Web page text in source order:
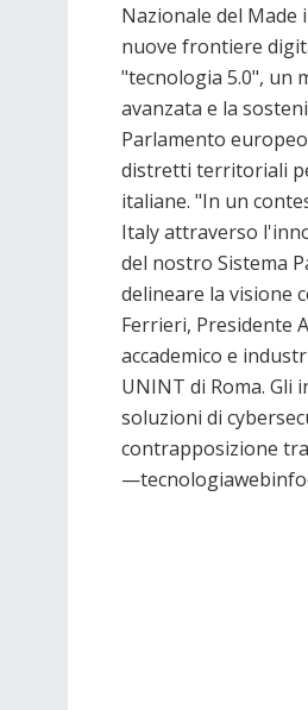
Nazionale del Made
nuove frontiere
"tecnologia 5.0", un
avanzata e la
Parlamento
distretti territoriali
italiane. "In un
Italy attraverso
del nostro Sistema
delineare la visione
Ferrieri, Presidente
accademico e
UNINT di Roma. Gli
soluzioni di
contrapposizione